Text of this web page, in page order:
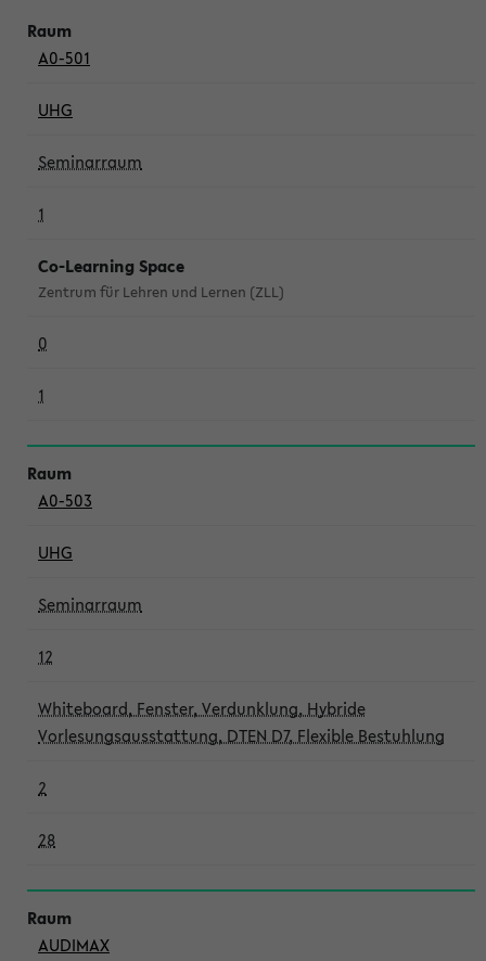
A0-501
UHG
Seminarraum
1
Co-Learning Space
Zentrum für Lehren und Lernen (ZLL)
0
1
A0-503
UHG
Seminarraum
12
Whiteboard, Fenster, Verdunklung, Hybride
Vorlesungsausstattung, DTEN D7, Flexible Bestuhlung
2
28
AUDIMAX